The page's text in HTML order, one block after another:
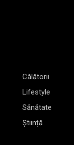
Călătorii
Lifestyle
Sănătate
Știință